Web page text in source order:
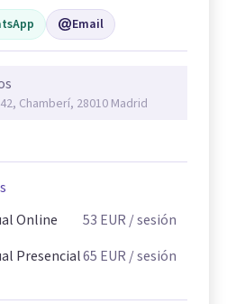
Email
Chamberí, 28010 Madrid
Online
53 EUR/ sesión
Presencial65 EUR/ sesión